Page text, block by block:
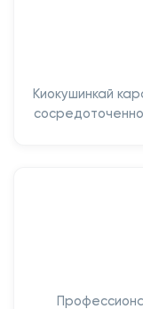
Киокушинкай